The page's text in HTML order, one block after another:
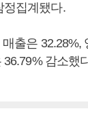
정집계됐다.
출은 32.28%,
감소했